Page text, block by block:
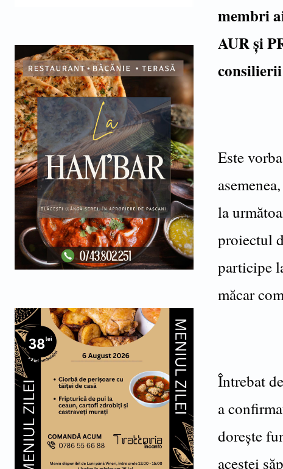
membri
AUR și
Este
la
proiectul
participe
măcar
Întrebat
a
dorește
acestei